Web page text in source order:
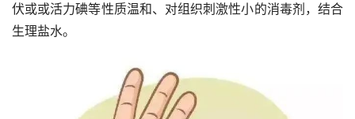
伏或或活力碘等性质温和、对组织刺激性小的消毒剂，结合
生理盐水。